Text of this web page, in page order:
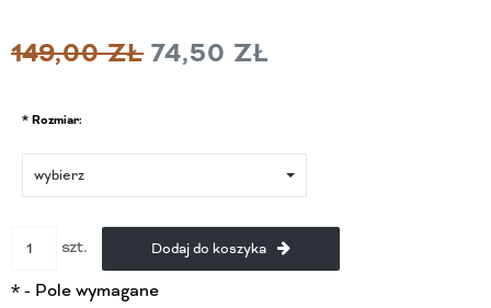
149,00 ZŁ 74,50 ZŁ
* Rozmiar:
szt. Dodaj do koszyka
*- Pole wymagane